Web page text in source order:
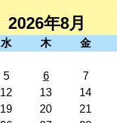
2026年8月
水 木 金
5 6 7
12 13 14
19 20 21